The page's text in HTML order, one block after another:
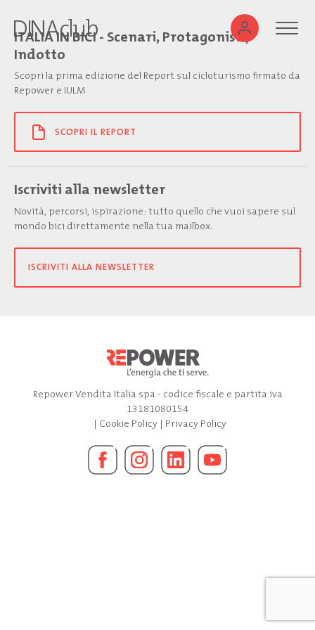
ITALIA IN BICI - Scenari, Protagonisti,
Indotto
Scopri la prima edizione del Report sul cicloturismo firmato da
Repower e IULM
SCOPRI IL REPORT
Iscriviti alla newsletter
Novità, percorsi, ispirazione: tutto quello che vuoi sapere sul
mondo bici direttamente nella tua mailbox.
ISCRIVITI ALLA NEWSLETTER
Repower Vendita Italia spa - codice fiscale e partita iva
13181080154
| Cookie Policy| Privacy Policy